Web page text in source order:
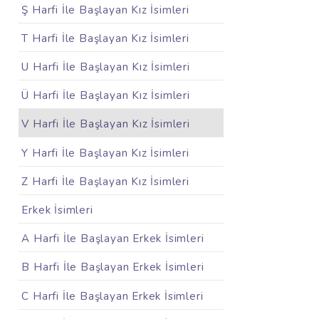
Ş Harfi İle Başlayan Kız İsimleri
T Harfi İle Başlayan Kız İsimleri
U Harfi İle Başlayan Kız İsimleri
Ü Harfi İle Başlayan Kız İsimleri
V Harfi İle Başlayan Kız İsimleri
Y Harfi İle Başlayan Kız İsimleri
Z Harfi İle Başlayan Kız İsimleri
Erkek İsimleri
A Harfi İle Başlayan Erkek İsimleri
B Harfi İle Başlayan Erkek İsimleri
C Harfi İle Başlayan Erkek İsimleri